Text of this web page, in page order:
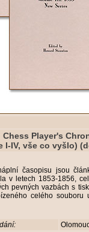
Chess Player's
I-IV, vše co vyšlo)
časopisu jsou
v letech 1853-1856,
pevných vazbách s
celého souboru